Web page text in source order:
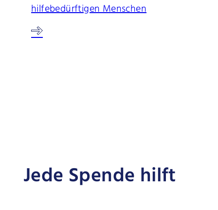
hilfebedürftigen Menschen
Jede Spende hilft